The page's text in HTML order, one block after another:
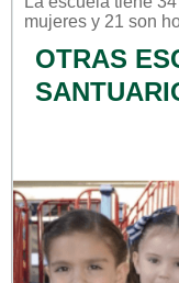
mujeres y 21 son
OTRAS